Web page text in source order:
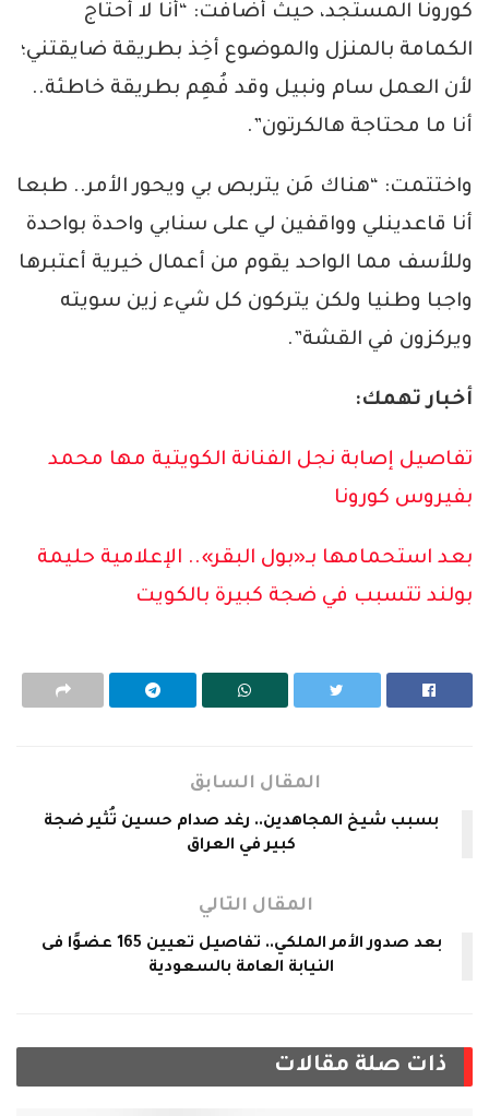
كورونا المستجد، حيث أضافت: “أنا لا أحتاج
الكمامة بالمنزل والموضوع أخِذ بطريقة ضايقتني؛
لأن العمل سام ونبيل وقد فُهِم بطريقة خاطئة..
أنا ما محتاجة هالكرتون”.
واختتمت: “هناك مَن يتربص بي ويحور الأمر.. طبعا
أنا قاعدينلي وواقفين لي على سنابي واحدة بواحدة
وللأسف مما الواحد يقوم من أعمال خيرية أعتبرها
واجبا وطنيا ولكن يتركون كل شيء زين سويته
ويركزون في القشة”.
أخبار تهمك:
تفاصيل إصابة نجل الفنانة الكويتية مها محمد
بفيروس كورونا
بعد استحمامها بـ«بول البقر».. الإعلامية حليمة
بولند تتسبب في ضجة كبيرة بالكويت
المقال السابق
بسبب شيخ المجاهدين.. رغد صدام حسين تُثير ضجة
كبير في العراق
المقال التالي
بعد صدور الأمر الملكي.. تفاصيل تعيين 165 عضوًا فى
النيابة العامة بالسعودية
ذات صلة مقالات